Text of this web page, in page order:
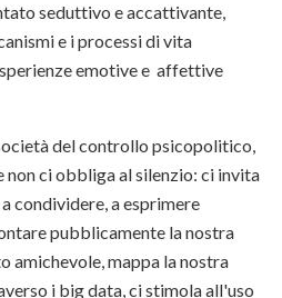
seduttivo e accattivante,
e i processi di vita
emotive e affettive
del controllo psicopolitico,
non ci obbliga al silenzio: ci invita
condividere, a esprimere
pubblicamente la nostra
amichevole, mappa la nostra
i big data, ci stimola all'uso